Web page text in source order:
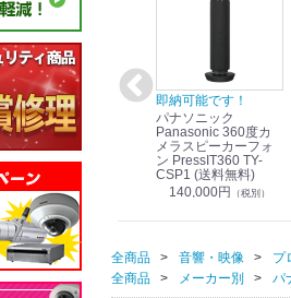
在庫あり！送料無料！
パナソニック
Panasonic リモコン
マイク (10局用) WR-
210A (送料無料)
39,000円
即納可能です！
パナソニック
Panasonic 360度カ
メラスピーカーフォ
ン PressIT360 TY-
CSP1 (送料無料)
140,000円 （税別）
全商品 音響・映像 プ
全商品
メーカー別 パ